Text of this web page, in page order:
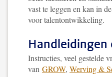
vast te leggen en kan in
voor talentontwikkeling.
Instructies, veel gestelde
van GROW, Werving &